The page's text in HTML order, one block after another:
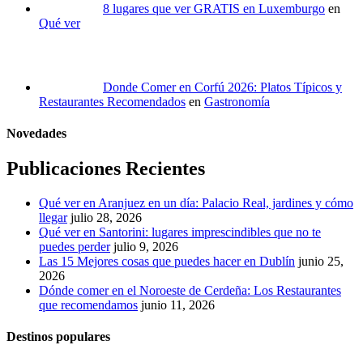
8 lugares que ver GRATIS en Luxemburgo en
Qué ver
Donde Comer en Corfú 2026: Platos Típicos y
Restaurantes Recomendados en Gastronomía
Novedades
Publicaciones Recientes
Qué ver en Aranjuez en un día: Palacio Real, jardines y cómo
llegar julio 28, 2026
Qué ver en Santorini: lugares imprescindibles que no te
puedes perder julio 9, 2026
Las 15 Mejores cosas que puedes hacer en Dublín junio 25,
2026
Dónde comer en el Noroeste de Cerdeña: Los Restaurantes
que recomendamos junio 11, 2026
Destinos populares